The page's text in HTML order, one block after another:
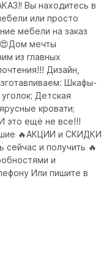
Вы находитесь в
или просто
мебели на заказ
мечты
из главных
Дизайн,
Шкафы-
Детская
кровати;
это ещё не все!!!
🔥АКЦИИ и СКИДКИ
сейчас и получить 🔥
и
Или пишите в